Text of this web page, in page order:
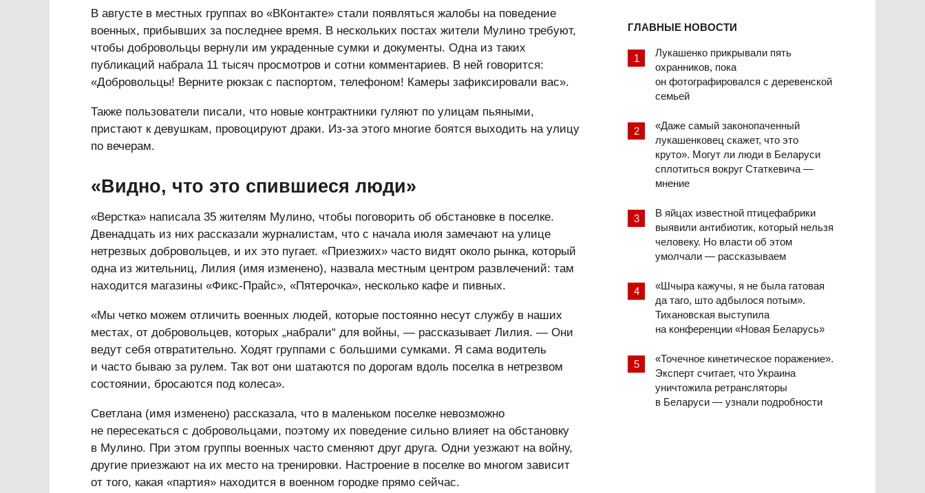
ГЛАВНЫЕ НОВОСТИ
Лукашенко прикрывали пять
охранников, пока
он фотографировался с деревенской
семьей
«Даже самый законопаченный
лукашенковец скажет, что это
круто». Могут ли люди в Беларуси
сплотиться вокруг Статкевича —
мнение
В яйцах известной птицефабрики
выявили антибиотик, который нельзя
человеку. Но власти об этом
умолчали — рассказываем
«Шчыра кажучы, я не была гатовая
да таго, што адбылося потым».
Тихановская выступила
на конференции «Новая Беларусь»
«Точечное кинетическое поражение».
Эксперт считает, что Украина
уничтожила ретрансляторы
в Беларуси — узнали подробности
В августе в местных группах во «ВКонтакте» стали появляться жалобы на поведение
военных, прибывших за последнее время. В нескольких постах жители Мулино требуют,
чтобы добровольцы вернули им украденные сумки и документы. Одна из таких
публикаций набрала 11 тысяч просмотров и сотни комментариев. В ней говорится:
«Добровольцы! Верните рюкзак с паспортом, телефоном! Камеры зафиксировали вас».
Также пользователи писали, что новые контрактники гуляют по улицам пьяными,
пристают к девушкам, провоцируют драки. Из-за этого многие боятся выходить на улицу
по вечерам.
«Видно, что это спившиеся люди»
«Верстка» написала 35 жителям Мулино, чтобы поговорить об обстановке в поселке.
Двенадцать из них рассказали журналистам, что с начала июля замечают на улице
нетрезвых добровольцев, и их это пугает. «Приезжих» часто видят около рынка, который
одна из жительниц, Лилия (имя изменено), назвала местным центром развлечений: там
находится магазины «Фикс-Прайс», «Пятерочка», несколько кафе и пивных.
«Мы четко можем отличить военных людей, которые постоянно несут службу в наших
местах, от добровольцев, которых „набрали“ для войны, — рассказывает Лилия. — Они
ведут себя отвратительно. Ходят группами с большими сумками. Я сама водитель
и часто бываю за рулем. Так вот они шатаются по дорогам вдоль поселка в нетрезвом
состоянии, бросаются под колеса».
Светлана (имя изменено) рассказала, что в маленьком поселке невозможно
не пересекаться с добровольцами, поэтому их поведение сильно влияет на обстановку
в Мулино. При этом группы военных часто сменяют друг друга. Одни уезжают на войну,
другие приезжают на их место на тренировки. Настроение в поселке во многом зависит
от того, какая «партия» находится в военном городке прямо сейчас.